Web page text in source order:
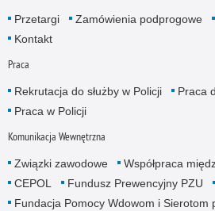
Przetargi Zamówienia podprogowe
Kontakt
Praca
Rekrutacja do służby w Policji
Praca
Praca w Policji
Komunikacja Wewnętrzna
Związki zawodowe Współpraca
CEPOL
Fundusz Prewencyjny PZU
Fundacja Pomocy Wdowom i Sierotom